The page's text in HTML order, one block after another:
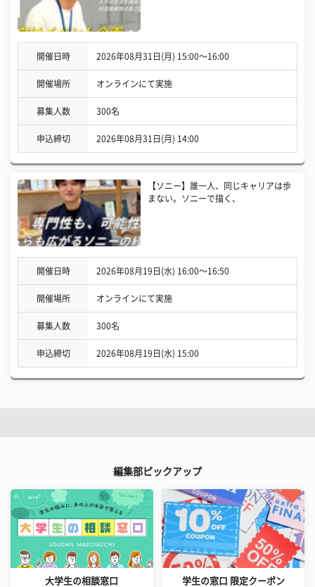
開催日時 2026年08月31日(月) 15:00〜16:00
開催場所 オンラインにて実施
募集人数 300名
申込締切 2026年08月31日(月) 14:00
【ソニー】誰一人、同じキャリアは歩
まない。ソニーで描く、
開催日時 2026年08月19日(水) 16:00〜16:50
開催場所 オンラインにて実施
募集人数 300名
申込締切 2026年08月19日(水) 15:00
編集部ピックアップ
大学生の相談窓口 学生の窓口 限定クーポン